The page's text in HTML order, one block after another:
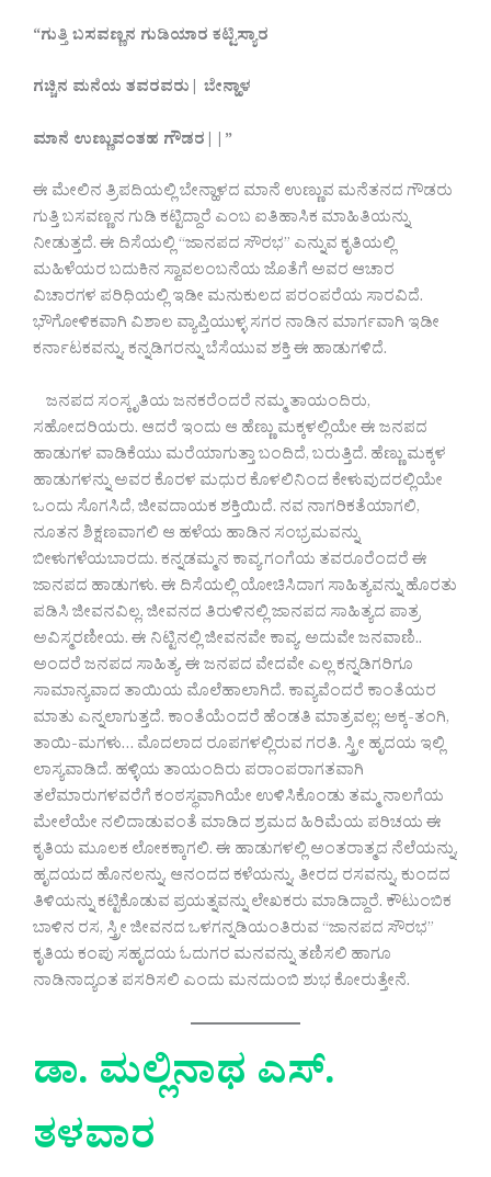
“ಗುತ್ತಿಬಸವಣ್ಣನ ಗುಡಿಯಾರ ಕಟ್ಟಿಸ್ಯಾರ
ಗಚ್ಚಿನ ಮನೆಯ ತವರವರು | ಬೇನ್ಹಾಳ
ಮಾನೆ ಉಣ್ಣುವಂತಹ ಗೌಡರ ||”
ಈ ಮೇಲಿನ ತ್ರಿಪದಿಯಲ್ಲಿ ಬೇನ್ಹಾಳದ ಮಾನೆ ಉಣ್ಣುವ ಮನೆತನದ ಗೌಡರು
ಗುತ್ತಿ ಬಸವಣ್ಣನ ಗುಡಿ ಕಟ್ಟಿದ್ದಾರೆ ಎಂಬ ಐತಿಹಾಸಿಕ ಮಾಹಿತಿಯನ್ನು
ನೀಡುತ್ತದೆ. ಈ ದಿಸೆಯಲ್ಲಿ “ಜಾನಪದ ಸೌರಭ” ಎನ್ನುವ ಕೃತಿಯಲ್ಲಿ
ಮಹಿಳೆಯರ ಬದುಕಿನ ಸ್ವಾವಲಂಬನೆಯ ಜೊತೆಗೆ ಅವರ ಆಚಾರ
ವಿಚಾರಗಳ ಪರಿಧಿಯಲ್ಲಿ ಇಡೀ ಮನುಕುಲದ ಪರಂಪರೆಯ ಸಾರವಿದೆ.
ಭೌಗೋಳಿಕವಾಗಿ ವಿಶಾಲ ವ್ಯಾಪ್ತಿಯುಳ್ಳ ಸಗರ ನಾಡಿನ ಮಾರ್ಗವಾಗಿ ಇಡೀ
ಕರ್ನಾಟಕವನ್ನು, ಕನ್ನಡಿಗರನ್ನು ಬೆಸೆಯುವ ಶಕ್ತಿ ಈ ಹಾಡುಗಳಿದೆ.
ಜನಪದ ಸಂಸ್ಕೃತಿಯ ಜನಕರೆಂದರೆ ನಮ್ಮ ತಾಯಂದಿರು,
ಸಹೋದರಿಯರು. ಆದರೆ ಇಂದು ಆ ಹೆಣ್ಣು ಮಕ್ಕಳಲ್ಲಿಯೇ ಈ ಜನಪದ
ಹಾಡುಗಳ ವಾಡಿಕೆಯು ಮರೆಯಾಗುತ್ತಾ ಬಂದಿದೆ, ಬರುತ್ತಿದೆ. ಹೆಣ್ಣು ಮಕ್ಕಳ
ಹಾಡುಗಳನ್ನು ಅವರ ಕೊರಳ ಮಧುರ ಕೊಳಲಿನಿಂದ ಕೇಳುವುದರಲ್ಲಿಯೇ
ಒಂದು ಸೊಗಸಿದೆ, ಜೀವದಾಯಕ ಶಕ್ತಿಯಿದೆ. ನವ ನಾಗರಿಕತೆಯಾಗಲಿ,
ನೂತನ ಶಿಕ್ಷಣವಾಗಲಿ ಆ ಹಳೆಯ ಹಾಡಿನ ಸಂಭ್ರಮವನ್ನು
ಬೀಳುಗಳೆಯಬಾರದು. ಕನ್ನಡಮ್ಮನ ಕಾವ್ಯ ಗಂಗೆಯ ತವರೂರೆಂದರೆ ಈ
ಜಾನಪದ ಹಾಡುಗಳು. ಈ ದಿಸೆಯಲ್ಲಿ ಯೋಚಿಸಿದಾಗ ಸಾಹಿತ್ಯವನ್ನು ಹೊರತು
ಪಡಿಸಿ ಜೀವನವಿಲ್ಲ. ಜೀವನದ ತಿರುಳಿನಲ್ಲಿ ಜಾನಪದ ಸಾಹಿತ್ಯದ ಪಾತ್ರ
ಅವಿಸ್ಮರಣೀಯ. ಈ ನಿಟ್ಟಿನಲ್ಲಿ ಜೀವನವೇ ಕಾವ್ಯ. ಅದುವೇ ಜನವಾಣಿ..
ಅಂದರೆ ಜನಪದ ಸಾಹಿತ್ಯ. ಈ ಜನಪದ ವೇದವೇ ಎಲ್ಲ ಕನ್ನಡಿಗರಿಗೂ
ಸಾಮಾನ್ಯವಾದ ತಾಯಿಯ ಮೊಲೆಹಾಲಾಗಿದೆ. ಕಾವ್ಯವೆಂದರೆ ಕಾಂತೆಯರ
ಮಾತು ಎನ್ನಲಾಗುತ್ತದೆ. ಕಾಂತೆಯೆಂದರೆ ಹೆಂಡತಿ ಮಾತ್ರವಲ್ಲ; ಅಕ್ಕ-ತಂಗಿ,
ತಾಯಿ-ಮಗಳು… ಮೊದಲಾದ ರೂಪಗಳಲ್ಲಿರುವ ಗರತಿ. ಸ್ತ್ರೀ ಹೃದಯ ಇಲ್ಲಿ
ಲಾಸ್ಯವಾಡಿದೆ. ಹಳ್ಳಿಯ ತಾಯಂದಿರು ಪರಾಂಪರಾಗತವಾಗಿ
ತಲೆಮಾರುಗಳವರೆಗೆ ಕಂಠಸ್ಥವಾಗಿಯೇ ಉಳಿಸಿಕೊಂಡು ತಮ್ಮ ನಾಲಗೆಯ
ಮೇಲೆಯೇ ನಲಿದಾಡುವಂತೆ ಮಾಡಿದ ಶ್ರಮದ ಹಿರಿಮೆಯ ಪರಿಚಯ ಈ
ಕೃತಿಯ ಮೂಲಕ ಲೋಕಕ್ಕಾಗಲಿ. ಈ ಹಾಡುಗಳಲ್ಲಿ ಅಂತರಾತ್ಮದ ನೆಲೆಯನ್ನು,
ಹೃದಯದ ಹೊನಲನ್ನು, ಆನಂದದ ಕಳೆಯನ್ನು, ತೀರದ ರಸವನ್ನು, ಕುಂದದ
ತಿಳಿಯನ್ನು ಕಟ್ಟಿಕೊಡುವ ಪ್ರಯತ್ನವನ್ನು ಲೇಖಕರು ಮಾಡಿದ್ದಾರೆ. ಕೌಟುಂಬಿಕ
ಬಾಳಿನ ರಸ, ಸ್ತ್ರೀ ಜೀವನದ ಒಳಗನ್ನಡಿಯಂತಿರುವ “ಜಾನಪದ ಸೌರಭ”
ಕೃತಿಯ ಕಂಪು ಸಹೃದಯ ಓದುಗರ ಮನವನ್ನು ತಣಿಸಲಿ ಹಾಗೂ
ನಾಡಿನಾದ್ಯಂತ ಪಸರಿಸಲಿ ಎಂದು ಮನದುಂಬಿ ಶುಭ ಕೋರುತ್ತೇನೆ.
ಡಾ. ಮಲ್ಲಿನಾಥ ಎಸ್.
ತಳವಾರ